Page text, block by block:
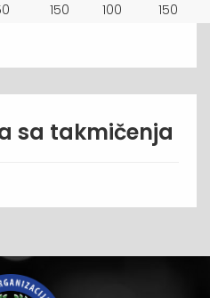
150 100 150
sa takmičenja